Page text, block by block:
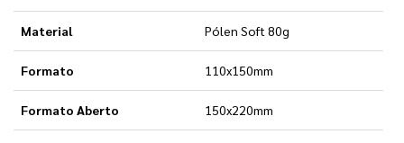
Material Pólen Soft 80g
Formato 110x150mm
Formato Aberto 150x220mm